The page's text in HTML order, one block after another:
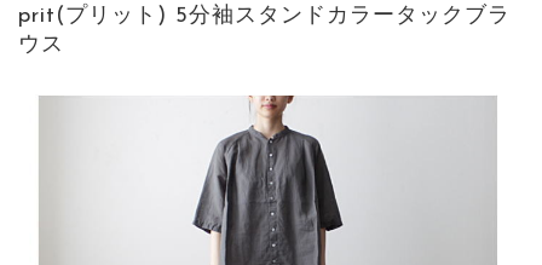
prit(プリット) 5分袖スタンドカラータックブラ
ウス